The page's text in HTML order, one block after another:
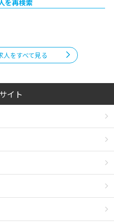
を再検索
人をすべて見る
イト